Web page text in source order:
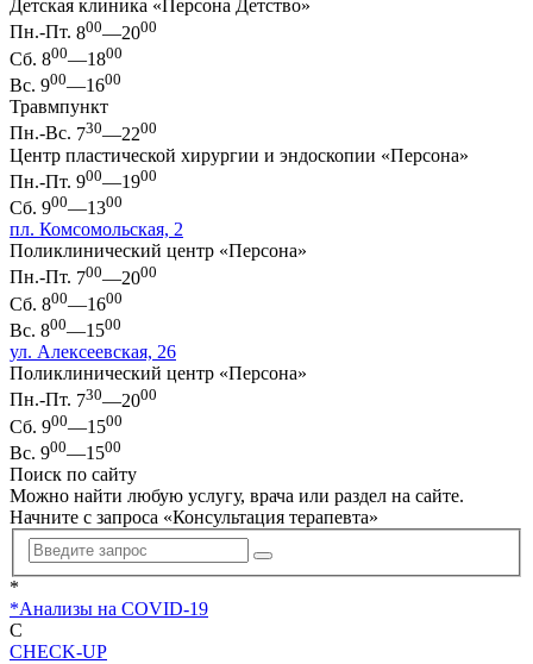
Детская клиника «Персона Детство»
Пн.-Пт. 800—2000
Сб. 800—1800
Вс. 900—1600
Травмпункт
Пн.-Вс. 730—2200
Центр пластической хирургии и эндоскопии «Персона»
Пн.-Пт. 900—1900
Сб. 900—1300
пл. Комсомольская, 2
Поликлинический центр «Персона»
Пн.-Пт. 700—2000
Сб. 800—1600
Вс. 800—1500
ул. Алексеевская, 26
Поликлинический центр «Персона»
Пн.-Пт. 730—2000
Сб. 900—1500
Вс. 900—1500
Поиск по сайту
Можно найти любую услугу, врача или раздел на сайте.
Начните с запроса «Консультация терапевта»
*
*Анализы на COVID-19
C
CHECK-UP